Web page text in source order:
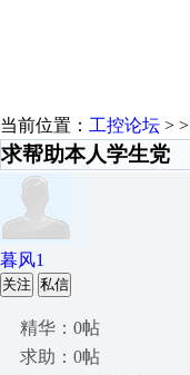
当前位置： 工控论坛 > >
求帮助本人学生党
暮风1
关注 私信
精华：0帖
求助：0帖